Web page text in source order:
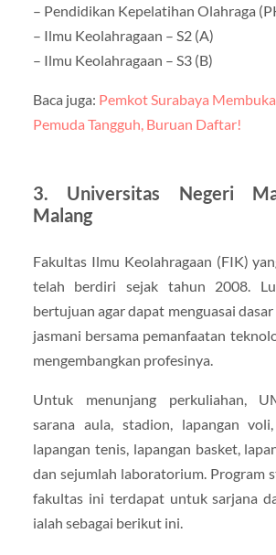
– Pendidikan Kepelatihan Olahraga
– Ilmu Keolahragaan – S2 (A)
– Ilmu Keolahragaan – S3 (B)
Baca juga: Pemkot Surabaya
Pemuda Tangguh, Buruan Daftar!
3. Universitas Negeri
Malang
Fakultas Ilmu Keolahragaan (FIK)
telah berdiri sejak tahun 2008.
bertujuan agar dapat menguasai
jasmani bersama pemanfaatan
mengembangkan profesinya.
Untuk menunjang perkuliahan,
sarana aula, stadion, lapangan
lapangan tenis, lapangan basket,
dan sejumlah laboratorium. Program
fakultas ini terdapat untuk sarjana
ialah sebagai berikut ini.